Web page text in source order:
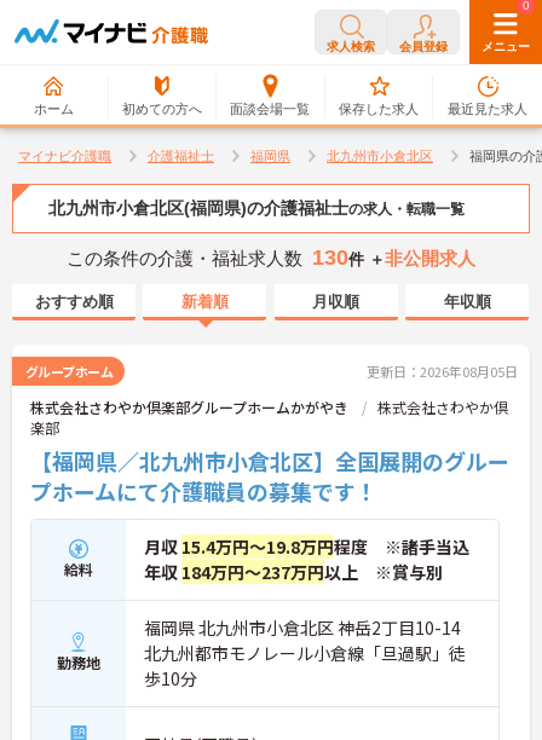
求人検索 会員登録 メニュー
ホーム 初めての方へ 面談会場一覧
0
保存した求人
0
最近見た求人
マイナビ介護職 介護福祉士 福岡県 北九州市小倉北区 福岡県の介
北九州市小倉北区(福岡県)の介護福祉士の求人・転職一覧
この条件の介護・福祉求人数 130件 ＋非公開求人
おすすめ順 新着順 月収順 年収順
グループホーム 更新日：2026年08月05日
株式会社さわやか倶楽部グループホームかがやき
株式会社さわやか倶
楽部
【福岡県／北九州市小倉北区】全国展開のグルー
プホームにて介護職員の募集です！
給料
月収 15.4万円～19.8万円程度 ※諸手当込
年収 184万円～237万円以上 ※賞与別
勤務地
福岡県 北九州市小倉北区 神岳2丁目10-14
北九州都市モノレール小倉線「旦過駅」徒
歩10分